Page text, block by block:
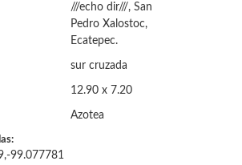
///echo dir///, San
Pedro Xalostoc,
Ecatepec.
sur cruzada
12.90 x 7.20
Azotea
99.077781